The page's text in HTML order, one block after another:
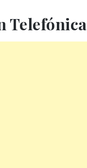
Telefónica